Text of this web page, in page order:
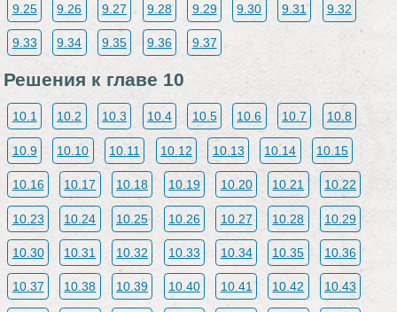
9.25 9.26 9.27 9.28 9.29 9.30 9.31 9.32
9.33 9.34 9.35 9.36 9.37
Решения к главе 10
10.1 10.2 10.3 10.4 10.5 10.6 10.7 10.8
10.9 10.10 10.11 10.12 10.13 10.14 10.15
10.16 10.17 10.18 10.19 10.20 10.21 10.22
10.23 10.24 10.25 10.26 10.27 10.28 10.29
10.30 10.31 10.32 10.33 10.34 10.35 10.36
10.37 10.38 10.39 10.40 10.41 10.42 10.43